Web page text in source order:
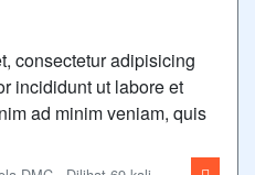
consectetur adipisicing
incididunt ut labore et
ad minim veniam, quis